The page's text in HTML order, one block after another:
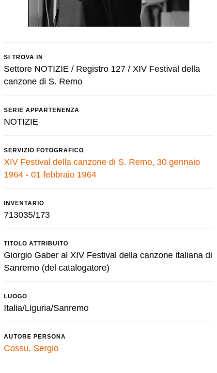
SI TROVA IN
Settore NOTIZIE / Registro 127 / XIV Festival della
canzone di S. Remo
SERIE APPARTENENZA
NOTIZIE
SERVIZIO FOTOGRAFICO
XIV Festival della canzone di S. Remo, 30 gennaio
1964 - 01 febbraio 1964
INVENTARIO
713035/173
TITOLO ATTRIBUITO
Giorgio Gaber al XIV Festival della canzone italiana di
Sanremo (del catalogatore)
LUOGO
Italia/Liguria/Sanremo
AUTORE PERSONA
Cossu, Sergio